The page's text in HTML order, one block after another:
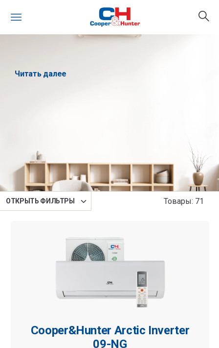
Читать далее
Сортировка
OТКРЫТЬ ФИЛЬТРЫ Товары: 71
Cooper&Hunter Arctic Inverter
09-NG